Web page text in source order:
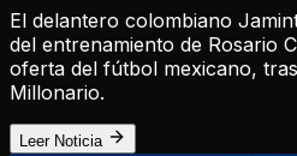
El delantero colombiano
del entrenamiento de Rosario
oferta del fútbol mexicano,
Millonario.
Leer Noticia